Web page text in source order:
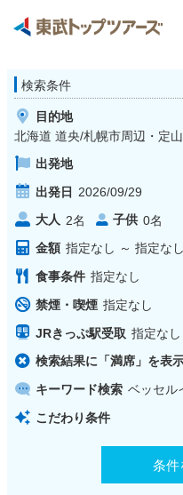
検索条件
目的地
北海道 道央/札幌市周辺・定
出発地
出発日 2026/09/29
大人 2名 子供 0名
金額 指定なし ～ 指定なし
食事条件 指定なし
禁煙・喫煙 指定なし
JRきっぷ駅受取 指定なし
検索結果に「満席」を表
キーワード検索 ベッセル
こだわり条件
条件